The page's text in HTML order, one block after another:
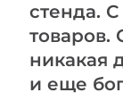
стенда.
товаров.
никакая
и еще